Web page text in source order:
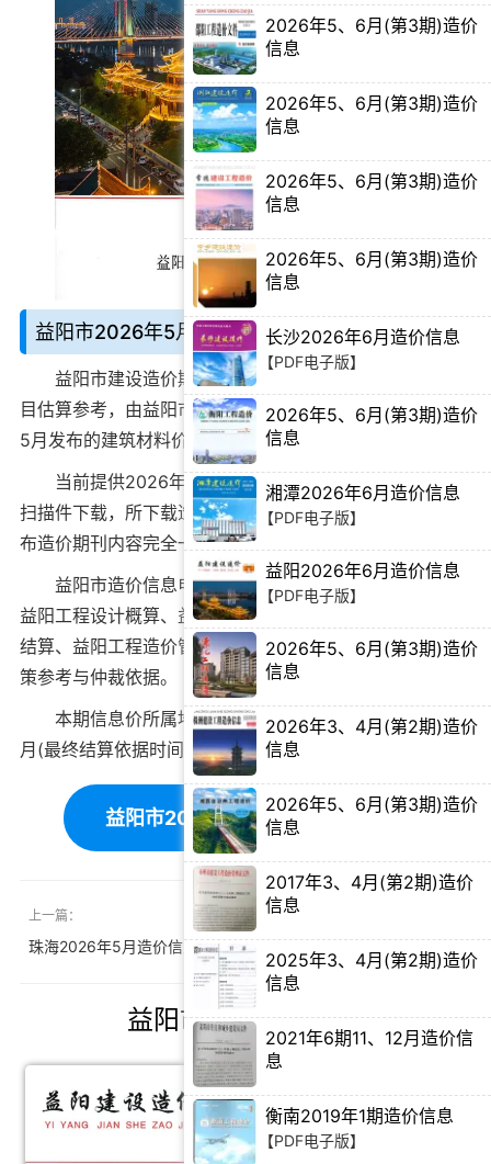
益阳市2026年5月造价信息说明：
益阳市建设造价期刊别名益阳造价信息、益阳工程项
目估算参考，由益阳市建设工程造价管理站官方在2026年
5月发布的建筑材料价格信息。
当前提供2026年5月益阳市工程造价信息PDF电子版
扫描件下载，所下载造价信息与益阳市造价管理站官方发
布造价期刊内容完全一致。
益阳市造价信息电子版可为 益阳工程造价招标投标、
益阳工程设计概算、 益阳建设施工图预算
结算、 益阳工程造价管理审计等提供建筑材料价格编制决
策参考与仲裁依据。
本期信息价所属地域：益阳，对应时间为：2026年5
月(最终结算依据时间需根据工程双方签订合同为准)。
益阳市2026年5月造价信息下载
上一篇：
珠海2026年5月造价信息 北京2026年6月造价信息
益阳市造价信息推荐
2026年5、6月(第3期)造价
信息
2026年5、6月(第3期)造价
信息
2026年5、6月(第3期)造价
信息
2026年5、6月(第3期)造价
信息
长沙2026年6月造价信息
【PDF电子版】
2026年5、6月(第3期)造价
信息
湘潭2026年6月造价信息
【PDF电子版】
益阳2026年6月造价信息
【PDF电子版】
2026年5、6月(第3期)造价
信息
2026年3、4月(第2期)造价
信息
2026年5、6月(第3期)造价
信息
2017年3、4月(第2期)造价
信息
2025年3、4月(第2期)造价
信息
2021年6期11、12月造价信
息
衡南2019年1期造价信息
【PDF电子版】